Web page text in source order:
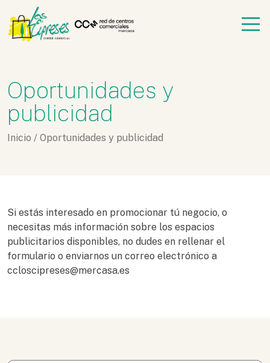
Oportunidades y
publicidad
Inicio / Oportunidades y publicidad
Si estás interesado en promocionar tú negocio, o
necesitas más información sobre los espacios
publicitarios disponibles, no dudes en rellenar el
formulario o enviarnos un correo electrónico a
ccloscipreses@mercasa.es